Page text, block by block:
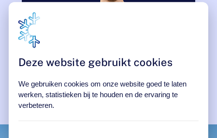
Deze website gebruikt cookies
We gebruiken cookies om onze website goed te laten
werken, statistieken bij te houden en de ervaring te
verbeteren.